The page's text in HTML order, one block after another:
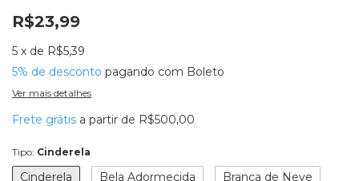
R$23,99
5 x de R$5,39
5% de desconto pagando com Boleto
Ver mais detalhes
Frete grátis a partir de R$500,00
Tipo: Cinderela
Cinderela Bela Adormecida Branca de Neve